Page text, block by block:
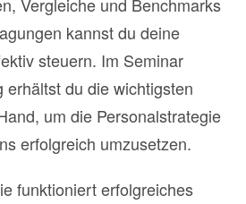
kannst du deine
steuern. Im Seminar
erhältst du die wichtigsten
um die Personalstrategie
erfolgreich umzusetzen.
funktioniert erfolgreiches